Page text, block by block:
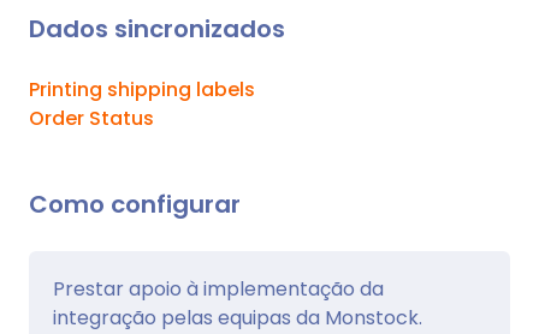
Dados sincronizados
Printing shipping labels
Order Status
Como configurar
Prestar apoio à implementação da
integração pelas equipas da Monstock.